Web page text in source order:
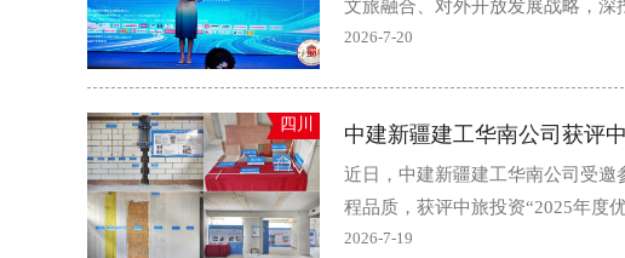
文旅融合、对外开放发展战略，深
2026-7-20
四川 中建新疆建工华南公司获评
近日，中建新疆建工华南公司受邀
程品质，获评中旅投资“2025年度
2026-7-19